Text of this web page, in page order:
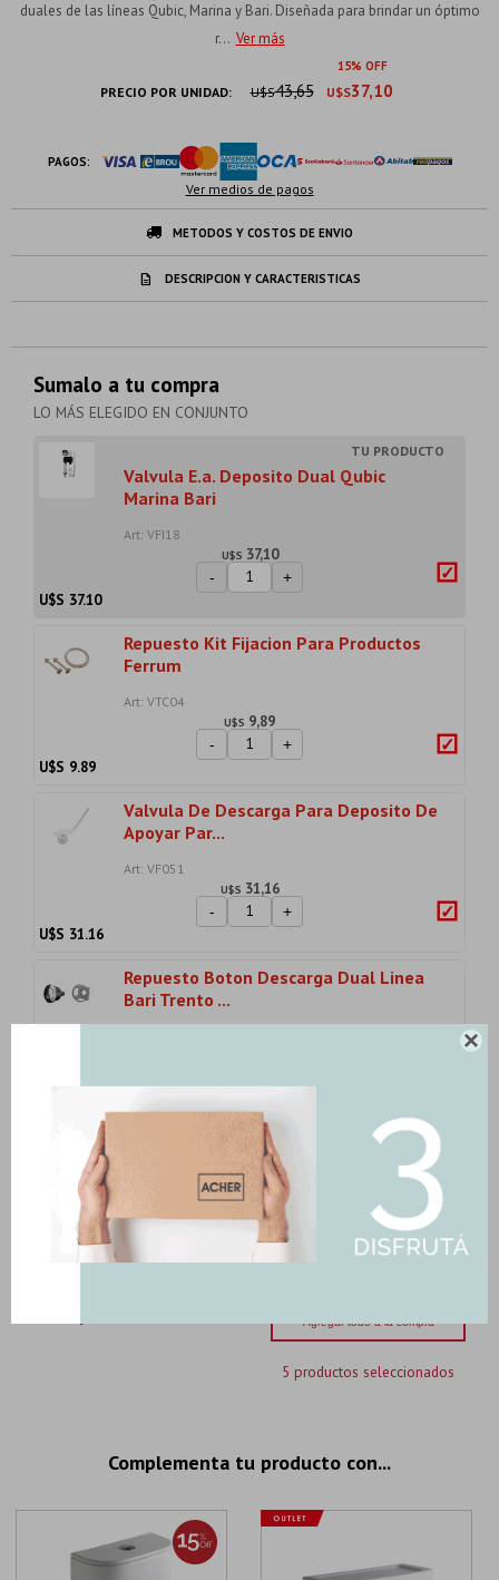

duales de las líneas Qubic, Marina y Bari. Diseñada para brindar un óptimo
r... Ver más
15
PRECIO POR UNIDAD: U$S37,10
U$S43,65
PAGOS:
Ver medios de pagos
METODOS Y COSTOS DE ENVIO
DESCRIPCION Y CARACTERISTICAS
Sumalo a tu compra
LO MÁS ELEGIDO EN CONJUNTO
Valvula E.a. Deposito Dual Qubic
Marina Bari
Art: VFI18
U$S 37,10
- +
U$S 37.10
Repuesto Kit Fijacion Para Productos
Ferrum
Art: VTC04
U$S 9,89
- +
U$S 9.89
Valvula De Descarga Para Deposito De
Apoyar Par...
Art: VF051
U$S 31,16
- +
U$S 31.16
Repuesto Boton Descarga Dual Linea
Bari Trento ...
Repuesto Valvula De Descarga Dual
Para Inodoro ...
Art: VF059
U$S 54,10
+
54.10
Agregar todo a la compra
5 productos seleccionados
Complementa tu producto con...